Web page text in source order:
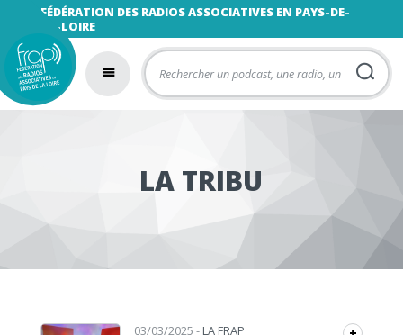
FÉDÉRATION DES RADIOS ASSOCIATIVES EN PAYS-DE-
LA-LOIRE
LA TRIBU
03/03/2025- LA FRAP